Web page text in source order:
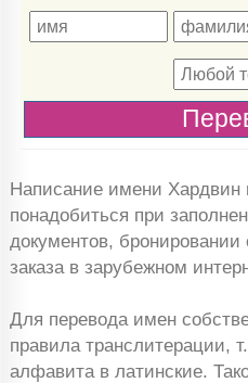
Написание имени Хардвин
понадобиться при
документов,
заказа в зарубежном
Для перевода имен
правила транслитерации,
алфавита в латинские.